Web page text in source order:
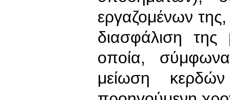
εργαζομένων της,
διασφάλιση της
οποία,
μείωση